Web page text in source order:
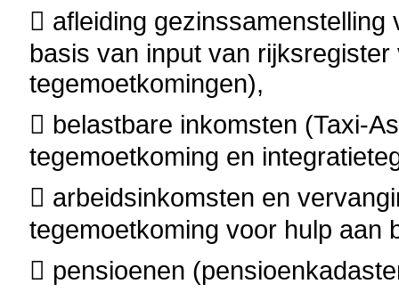
 afleiding
basis van input van
tegemoetkomingen),
 belastbare inkomsten (Taxi-
tegemoetkoming en
 arbeidsinkomsten en
tegemoetkoming voor hulp aan
 pensioenen